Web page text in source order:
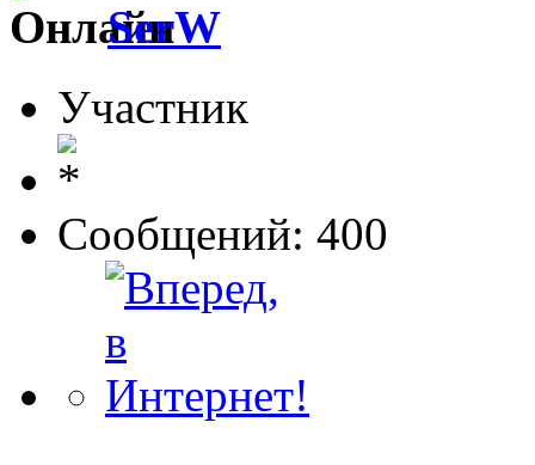
SerW
Участник
Сообщений: 400